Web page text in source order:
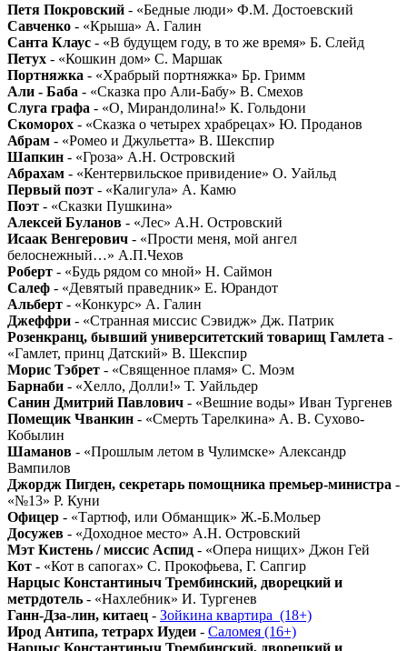
Петя Покровский - «Бедные люди» Ф.М. Достоевский
Савченко - «Крыша» А. Галин
Санта Клаус - «В будущем году, в то же время» Б. Слейд
Петух - «Кошкин дом» С. Маршак
Портняжка - «Храбрый портняжка» Бр. Гримм
Али - Баба - «Сказка про Али-Бабу» В. Смехов
Слуга графа - «О, Мирандолина!» К. Гольдони
Скоморох - «Сказка о четырех храбрецах» Ю. Проданов
Абрам - «Ромео и Джульетта» В. Шекспир
Шапкин - «Гроза» А.Н. Островский
Абрахам - «Кентервильское привидение» О. Уайльд
Первый поэт - «Калигула» А. Камю
Поэт - «Сказки Пушкина»
Алексей Буланов - «Лес» А.Н. Островский
Исаак Венгерович - «Прости меня, мой ангел
белоснежный…» А.П.Чехов
Роберт - «Будь рядом со мной» Н. Саймон
Салеф - «Девятый праведник» Е. Юрандот
Альберт - «Конкурс» А. Галин
Джеффри - «Странная миссис Сэвидж» Дж. Патрик
Розенкранц, бывший университетский товарищ Гамлета -
«Гамлет, принц Датский» В. Шекспир
Морис Тэбрет - «Священное пламя» С. Моэм
Барнаби - «Хелло, Долли!» Т. Уайльдер
Санин Дмитрий Павлович - «Вешние воды» Иван Тургенев
Помещик Чванкин - «Смерть Тарелкина» А. В. Сухово-
Кобылин
Шаманов - «Прошлым летом в Чулимске» Александр
Вампилов
Джордж Пигден, секретарь помощника премьер-министра -
«№13» Р. Куни
Офицер - «Тартюф, или Обманщик» Ж.-Б.Мольер
Досужев - «Доходное место» А.Н. Островский
Мэт Кистень / миссис Аспид - «Опера нищих» Джон Гей
Кот - «Кот в сапогах» С. Прокофьева, Г. Сапгир
Нарцыс Константиныч Трембинский, дворецкий и
метрдотель - «Нахлебник» И. Тургенев
Ганн-Дза-лин, китаец - Зойкина квартира_(18+)
Ирод Антипа, тетрарх Иудеи - Саломея (16+)
Нарцыс Константиныч Трембинский, дворецкий и